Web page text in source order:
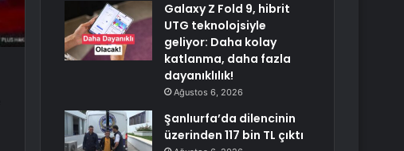
Galaxy Z Fold 9, hibrit
UTG teknolojsiyle
geliyor: Daha kolay
katlanma, daha fazla
dayanıklılık!
Ağustos 6, 2026
Şanlıurfa’da dilencinin
üzerinden 117 bin TL çıktı